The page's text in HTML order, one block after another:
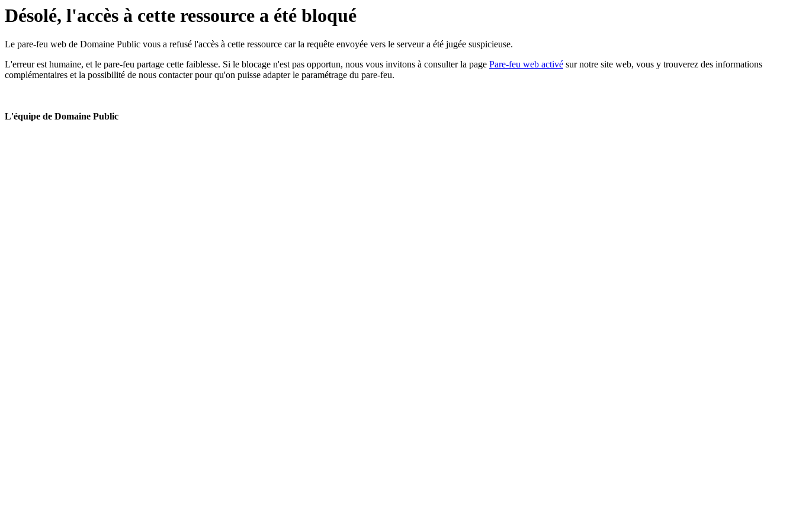
Désolé, l'accès à cette ressource a été bloqué
Le pare-feu web de Domaine Public vous a refusé l'accès à cette ressource car la requête envoyée vers le serveur a été jugée suspicieuse.
L'erreur est humaine, et le pare-feu partage cette faiblesse. Si le blocage n'est pas opportun, nous vous invitons à consulter la page Pare-feu web activé sur notre site web, vous y trouverez des informations
complémentaires et la possibilité de nous contacter pour qu'on puisse adapter le paramétrage du pare-feu.
L'équipe de Domaine Public